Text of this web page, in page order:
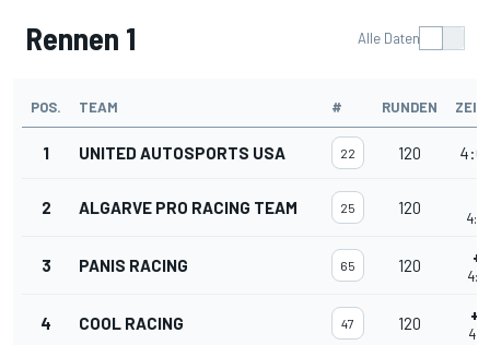
Rennen 1 Alle Daten
POS. TEAM # RUNDEN ZEIT
1 UNITED AUTOSPORTS USA 22 120
2 ALGARVE PRO RACING TEAM 25 120
3 PANIS RACING 65 120
4 COOL RACING 47 120